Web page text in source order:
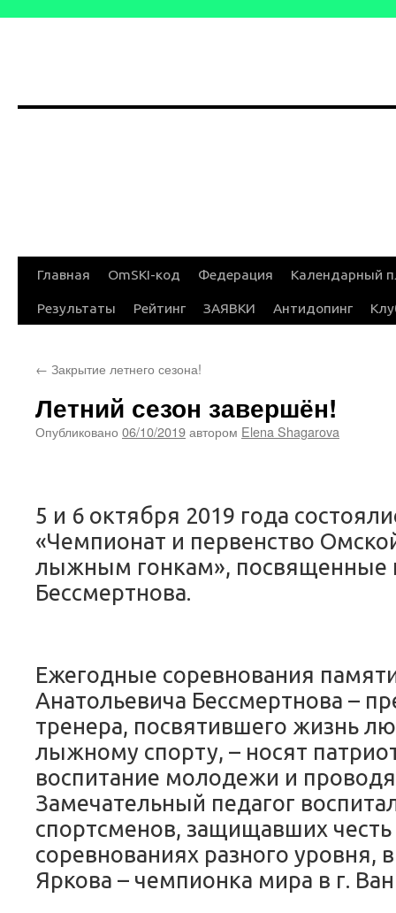
Перейти
Главная OmSKI-код Федерация Календарный
Результаты Рейтинг ЗАЯВКИ Антидопинг
← Закрытие летнего сезона!
Летний сезон завершён!
Опубликовано 06/10/2019автором Elena Shagarova
5 и 6 октября 2019 года
«Чемпионат и первенство
лыжным гонкам», посвященные
Бессмертнова.
Ежегодные соревнования
Анатольевича Бессмертнова –
тренера, посвятившего жизнь
лыжному спорту, – носят
воспитание молодежи и
Замечательный педагог
спортсменов, защищавших
соревнованиях разного уровня,
Яркова – чемпионка мира в г.